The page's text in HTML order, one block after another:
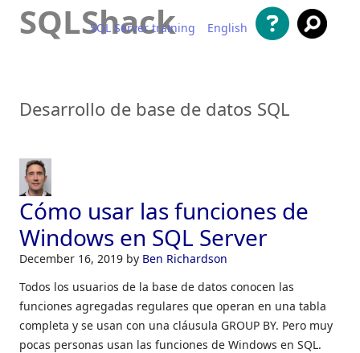
SQLShack
SQL Server training English
Desarrollo de base de datos SQL
Cómo usar las funciones de
Windows en SQL Server
December 16, 2019 by Ben Richardson
Todos los usuarios de la base de datos conocen las
funciones agregadas regulares que operan en una tabla
completa y se usan con una cláusula GROUP BY. Pero muy
pocas personas usan las funciones de Windows en SQL.